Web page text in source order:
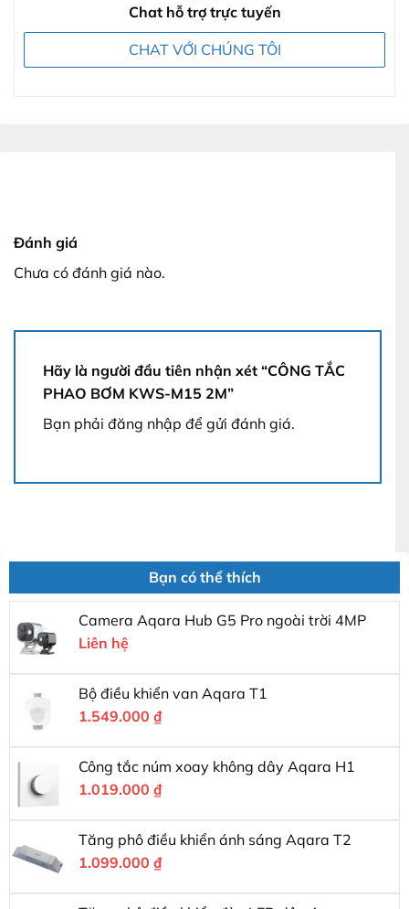
Chat hỗ trợ trực tuyến
CHAT VỚI CHÚNG TÔI
Đánh giá
Chưa có đánh giá nào.
Hãy là người đầu tiên nhận xét “CÔNG TẮC
PHAO BƠM KWS-M15 2M”
Bạn phải đăng nhập để gửi đánh giá.
Bạn có thể thích
Camera Aqara Hub G5 Pro ngoài trời 4MP
Liên hệ
Bộ điều khiển van Aqara T1
1.549.000 ₫
Công tắc núm xoay không dây Aqara H1
1.019.000 ₫
Tăng phô điều khiển ánh sáng Aqara T2
1.099.000 ₫